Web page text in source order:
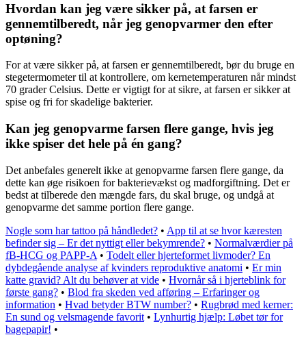
Hvordan kan jeg være sikker på, at farsen er
gennemtilberedt, når jeg genopvarmer den efter
optøning?
For at være sikker på, at farsen er gennemtilberedt, bør du bruge en
stegetermometer til at kontrollere, om kernetemperaturen når mindst
70 grader Celsius. Dette er vigtigt for at sikre, at farsen er sikker at
spise og fri for skadelige bakterier.
Kan jeg genopvarme farsen flere gange, hvis jeg
ikke spiser det hele på én gang?
Det anbefales generelt ikke at genopvarme farsen flere gange, da
dette kan øge risikoen for bakterievækst og madforgiftning. Det er
bedst at tilberede den mængde fars, du skal bruge, og undgå at
genopvarme det samme portion flere gange.
Nogle som har tattoo på håndledet? • App til at se hvor kæresten
befinder sig – Er det nyttigt eller bekymrende? • Normalværdier på
fB-HCG og PAPP-A • Todelt eller hjerteformet livmoder? En
dybdegående analyse af kvinders reproduktive anatomi • Er min
katte gravid? Alt du behøver at vide • Hvornår så i hjerteblink for
første gang? • Blod fra skeden ved afføring – Erfaringer og
information • Hvad betyder BTW number? • Rugbrød med kerner:
En sund og velsmagende favorit • Lynhurtig hjælp: Løbet tør for
bagepapir! •